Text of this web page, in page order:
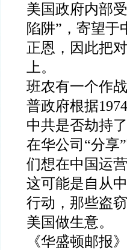
美国政府内部
陷阱”，寄望于
正恩，因此把
上。
班农有一个作
普政府根据
中共是否劫持
在华公司“分享
们想在中国运
这可能是自从
行动，那些盗
美国做生意。
《华盛顿邮报